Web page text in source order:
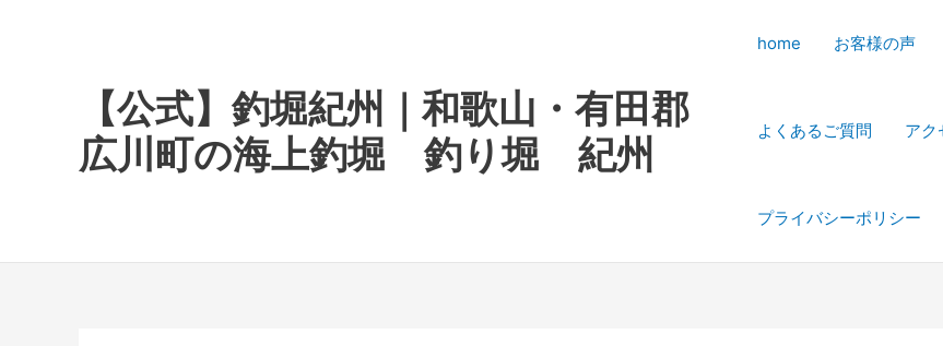
【公式】釣堀紀州｜和歌山・有田郡
広川町の海上釣堀 釣り堀 紀州
home お客様の声
よくあるご質問 アク
プライバシーポリシー